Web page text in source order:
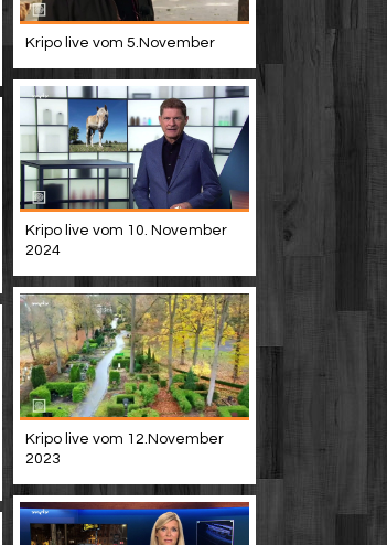
Kripo live vom 5.November
Kripo live vom 10. November
2024
Kripo live vom 12.November
2023